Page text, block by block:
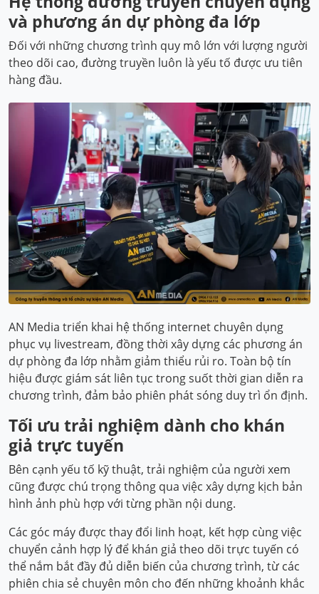
và phương án dự phòng đa lớp
Đối với những chương trình quy mô lớn với lượng người
theo dõi cao, đường truyền luôn là yếu tố được ưu tiên
hàng đầu.
AN Media triển khai hệ thống internet chuyên dụng
phục vụ livestream, đồng thời xây dựng các phương án
dự phòng đa lớp nhằm giảm thiểu rủi ro. Toàn bộ tín
hiệu được giám sát liên tục trong suốt thời gian diễn ra
chương trình, đảm bảo phiên phát sóng duy trì ổn định.
Tối ưu trải nghiệm dành cho khán
giả trực tuyến
Bên cạnh yếu tố kỹ thuật, trải nghiệm của người xem
cũng được chú trọng thông qua việc xây dựng kịch bản
hình ảnh phù hợp với từng phần nội dung.
Các góc máy được thay đổi linh hoạt, kết hợp cùng việc
chuyển cảnh hợp lý để khán giả theo dõi trực tuyến có
thể nắm bắt đầy đủ diễn biến của chương trình, từ các
phiên chia sẻ chuyên môn cho đến những khoảnh khắc